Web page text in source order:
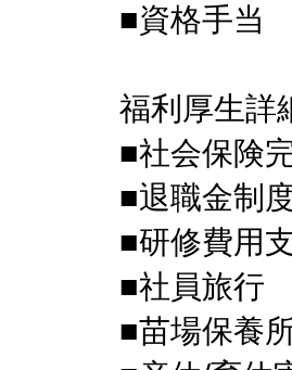
■資格手当
福利厚生詳
■社会保険
■退職金制
■研修費用
■社員旅行
■苗場保養